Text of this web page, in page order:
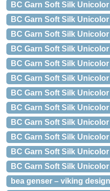
BC Garn Soft Silk
BC Garn Soft Silk
BC Garn Soft Silk
BC Garn Soft Silk
BC Garn Soft Silk Unicolor
BC Garn Soft Silk
BC Garn Soft Silk
BC Garn Soft Silk
BC Garn Soft Silk
BC Garn Soft Silk
BC Garn Soft Silk
BC Garn Soft Silk
bea genser – viking